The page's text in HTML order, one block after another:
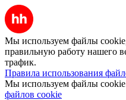
Мы используем файлы
правильную работу нашего
трафик.
Правила использования
Мы используем файлы
файлов cookie